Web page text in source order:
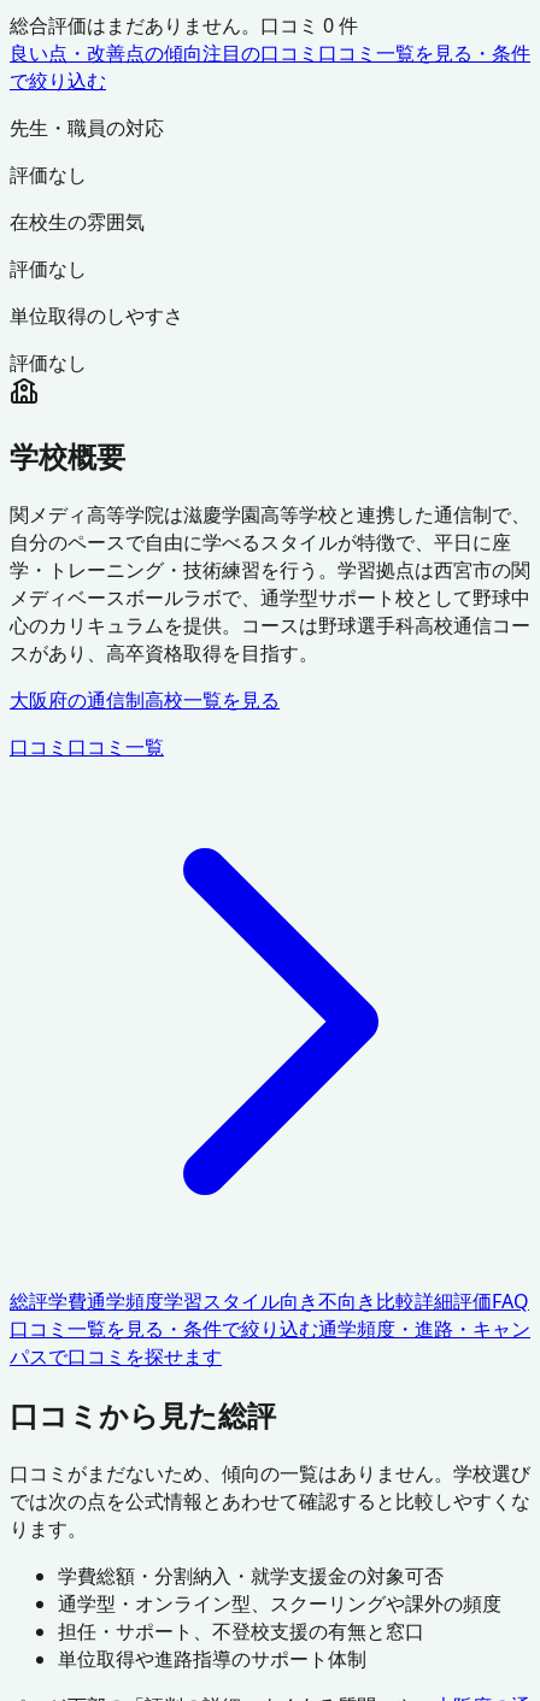
総合評価はまだありません。口コミ 0件
良い点・改善点の傾向注目の口コミ 口コミ一覧を見る・条件
で絞り込む
先生・職員の対応
評価なし
在校生の雰囲気
評価なし
単位取得のしやすさ
評価なし
学校概要
関メディ高等学院は滋慶学園高等学校と連携した通信制で、
自分のペースで自由に学べるスタイルが特徴で、平日に座
学・トレーニング・技術練習を行う。学習拠点は西宮市の関
メディベースボールラボで、通学型サポート校として野球中
心のカリキュラムを提供。コースは野球選手科高校通信コー
スがあり、高卒資格取得を目指す。
大阪府の通信制高校一覧を見る
口コミ 口コミ一覧
総評学費通学頻度学習スタイル向き不向き比較詳細評価FAQ
口コミ一覧を見る・条件で絞り込む通学頻度・進路・キャン
パスで口コミを探せます
口コミから見た総評
口コミがまだないため、傾向の一覧はありません。学校選び
では次の点を公式情報とあわせて確認すると比較しやすくな
ります。
学費総額・分割納入・就学支援金の対象可否
通学型・オンライン型、スクーリングや課外の頻度
担任・サポート、不登校支援の有無と窓口
単位取得や進路指導のサポート体制